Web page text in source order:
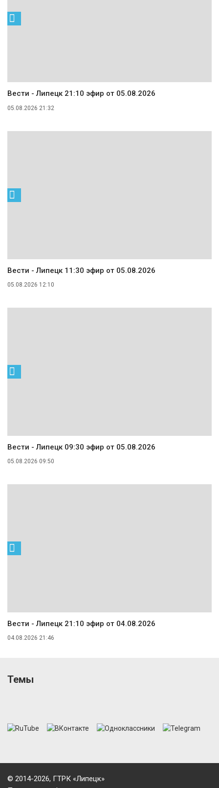
Вести - Липецк 21:10 эфир от 05.08.2026
05.08.2026 21:32
Вести - Липецк 11:30 эфир от 05.08.2026
05.08.2026 12:10
Вести - Липецк 09:30 эфир от 05.08.2026
05.08.2026 09:50
Вести - Липецк 21:10 эфир от 04.08.2026
04.08.2026 21:46
Темы
© 2014-2026, ГТРК «Липецк»